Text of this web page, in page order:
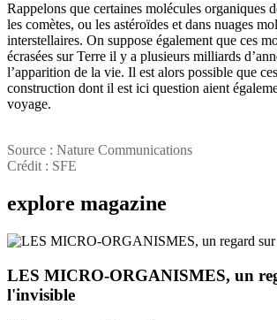
Rappelons que certaines molécules organiques
les comètes, ou les astéroïdes et dans nuages
interstellaires. On suppose également que ces
écrasées sur Terre il y a plusieurs milliards
l’apparition de la vie. Il est alors possible que
construction dont il est ici question aient
voyage.
Source : Nature Communications
Crédit : SFE
explore magazine
LES MICRO-ORGANISMES, un
l'invisible